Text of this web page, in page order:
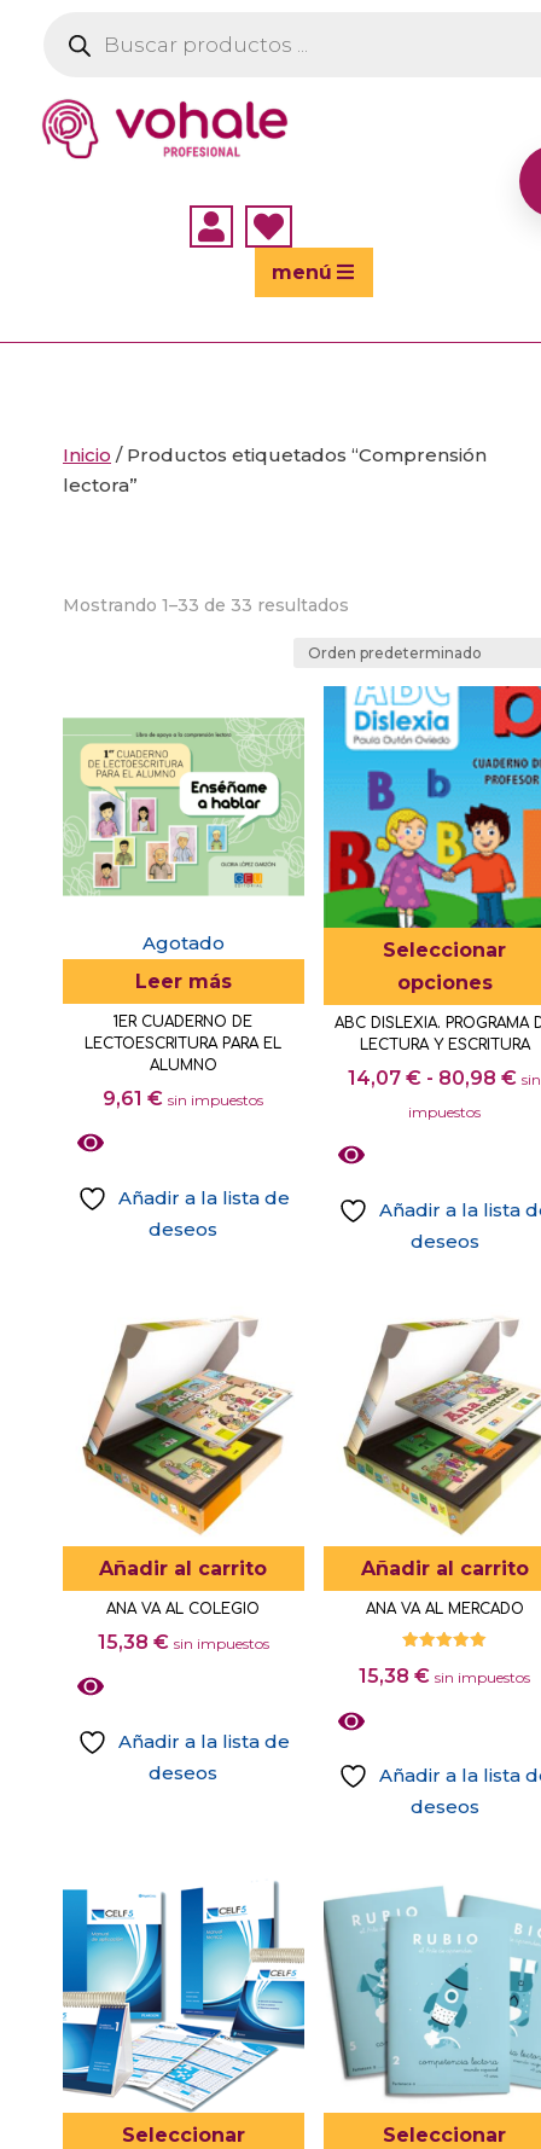
productos
 
menú
Inicio / Productos etiquetados “Comprensión
lectora”
Mostrando 1–33 de 33 resultados
Agotado
Leer más
1ER CUADERNO DE
LECTOESCRITURA PARA EL
ALUMNO
9,61€ sin impuestos
Añadir a la lista de
deseos
Seleccionar
opciones
ABC DISLEXIA. PROGRAMA
LECTURA Y ESCRITURA
14,07€ - 80,98€ sin
impuestos
Añadir a la lista
deseos
tiene
múltiples
variantes.
Las
opciones
se
pueden
elegir
la
página
de
Añadir al carrito
ANA VA AL COLEGIO
15,38 € sin impuestos
Añadir a la lista de
deseos
Añadir al carrito
ANA VA AL MERCADO
con
15,38€ sin impuestos
Añadir a la lista
deseos
Seleccionar
Seleccionar